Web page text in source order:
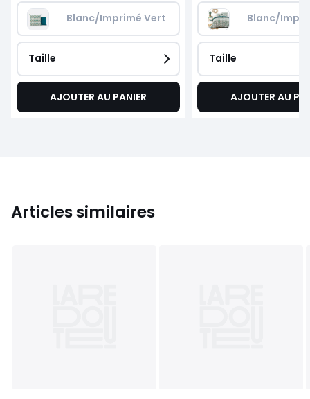
Blanc/Imprimé Vert
Taille
AJOUTER AU PANIER
Blanc/
Taille
AJOUTER AU
Articles similaires